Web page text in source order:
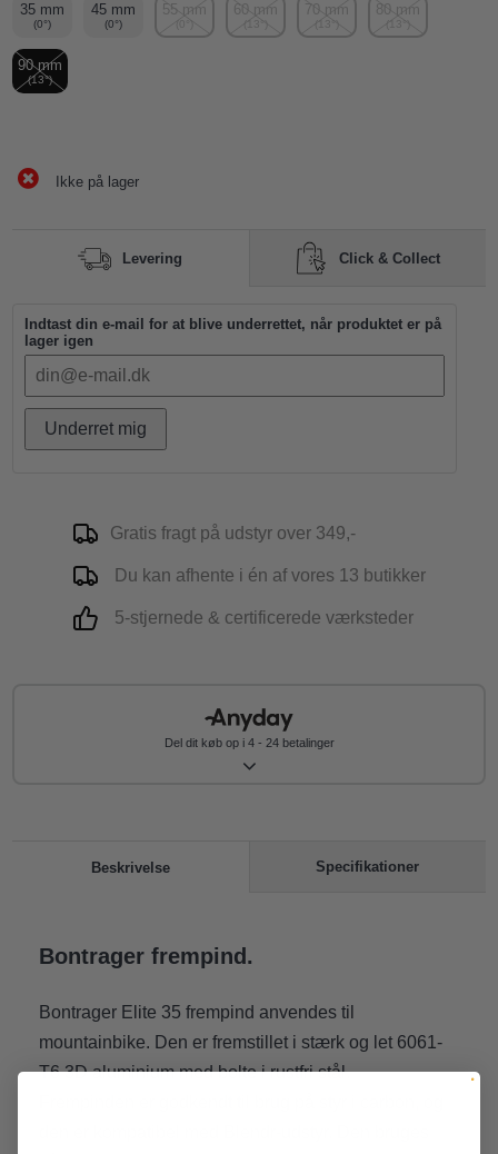
35 mm
(0°)
45 mm
(0°)
55 mm 60 mm 70 mm 80 mm
90 mm
(13°)
Ikke på lager
Levering Click & Collect
Indtast din e-mail for at blive underrettet, når produktet er på
lager igen
Underret mig
Gratis fragt på udstyr over 349,-
Du kan afhente i én af vores 13 butikker
5-stjernede & certificerede værksteder
Del dit køb op i 4 - 24 betalinger
Beskrivelse Specifikationer
Bontrager frempind.
Bontrager Elite 35 frempind anvendes til
mountainbike. Den er fremstillet i stærk og let 6061-
T6 3D aluminium med bolte i rustfri stål.